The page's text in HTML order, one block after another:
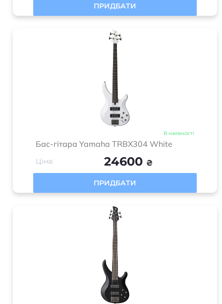
ПРИДБАТИ
В наявності
Бас-гітара Yamaha TRBX304 White
Ціна: 24600 ₴
ПРИДБАТИ